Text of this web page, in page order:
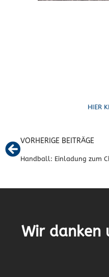
HIER
VORHERIGE BEITRÄGE
Handball: Einladung zum
Wir danken